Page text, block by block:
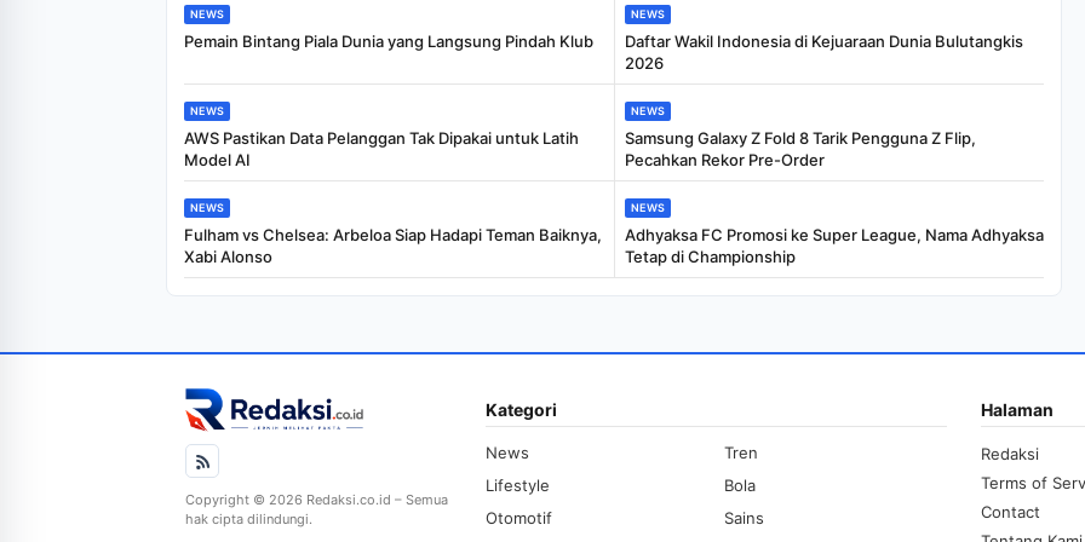
NEWS
Pemain Bintang Piala Dunia yang Langsung Pindah Klub
NEWS
Daftar Wakil Indonesia di Kejuaraan Dunia Bulutangkis
2026
NEWS
AWS Pastikan Data Pelanggan Tak Dipakai untuk Latih
Model AI
NEWS
Samsung Galaxy Z Fold 8 Tarik Pengguna Z Flip,
Pecahkan Rekor Pre-Order
NEWS
Fulham vs Chelsea: Arbeloa Siap Hadapi Teman Baiknya,
Xabi Alonso
NEWS
Adhyaksa FC Promosi ke Super League, Nama Adhyaksa
Tetap di Championship
Copyright © 2026 Redaksi.co.id – Semua
hak cipta dilindungi.
Kategori
News
Tren
Lifestyle
Bola
Otomotif
Sains
Halaman
Redaksi
Terms of
Contact